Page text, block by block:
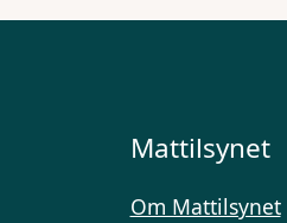
Mattilsynet
Om Mattilsynet